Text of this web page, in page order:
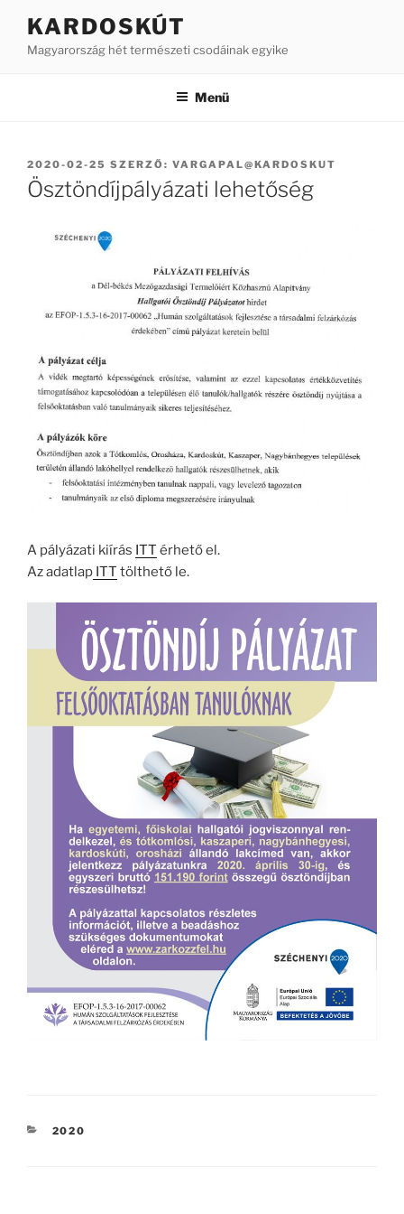
KARDOSKÚT
Magyarország hét természeti csodáinak egyike
Menü
BEKÜLDVE:
2020-02-25 SZERZŐ: VARGAPAL@KARDOSKUT
Ösztöndíjpályázati lehetőség
A pályázati kiírás ITT érhető el.
Az adatlap ITT tölthető le.
KATEGÓRIÁK
2020